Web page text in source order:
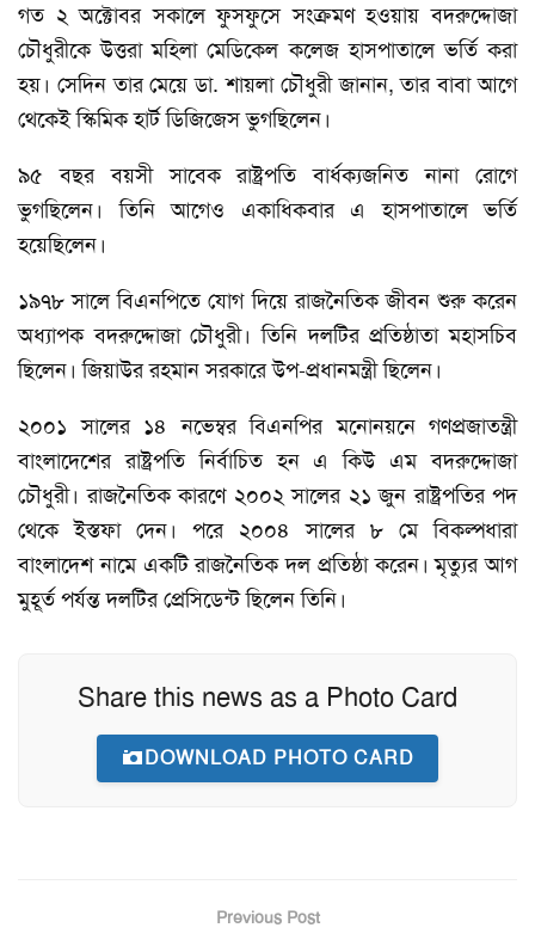
গত ২ অক্টোবর সকালে ফুসফুসে সংক্রমণ হওয়ায় বদরুদ্দোজা
চৌধুরীকে উত্তরা মহিলা মেডিকেল কলেজ হাসপাতালে ভর্তি করা
হয়। সেদিন তার মেয়ে ডা. শায়লা চৌধুরী জানান, তার বাবা আগে
থেকেই স্কিমিক হার্ট ডিজিজেস ভুগছিলেন।
৯৫ বছর বয়সী সাবেক রাষ্ট্রপতি বার্ধক্যজনিত নানা রোগে
ভুগছিলেন। তিনি আগেও একাধিকবার এ হাসপাতালে ভর্তি
হয়েছিলেন।
১৯৭৮ সালে বিএনপিতে যোগ দিয়ে রাজনৈতিক জীবন শুরু করেন
অধ্যাপক বদরুদ্দোজা চৌধুরী। তিনি দলটির প্রতিষ্ঠাতা মহাসচিব
ছিলেন। জিয়াউর রহমান সরকারে উপ-প্রধানমন্ত্রী ছিলেন।
২০০১ সালের ১৪ নভেম্বর বিএনপির মনোনয়নে গণপ্রজাতন্ত্রী
বাংলাদেশের রাষ্ট্রপতি নির্বাচিত হন এ কিউ এম বদরুদ্দোজা
চৌধুরী। রাজনৈতিক কারণে ২০০২ সালের ২১ জুন রাষ্ট্রপতির পদ
থেকে ইস্তফা দেন। পরে ২০০৪ সালের ৮ মে বিকল্পধারা
বাংলাদেশ নামে একটি রাজনৈতিক দল প্রতিষ্ঠা করেন। মৃত্যুর আগ
মুহূর্ত পর্যন্ত দলটির প্রেসিডেন্ট ছিলেন তিনি।
Share this news as a Photo Card
DOWNLOAD PHOTO CARD
Previous Post